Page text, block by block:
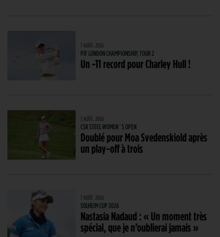
7 AOÛT. 2026
PIF LONDON CHAMPIONSHIP, TOUR 2
Un -11 record pour Charley Hull !
7 AOÛT. 2026
CSK STEEL WOMEN´S OPEN
Doublé pour Moa Svedenskiold après
un play-off à trois
7 AOÛT. 2026
SOLHEIM CUP 2026
Nastasia Nadaud : « Un moment très
spécial, que je n’oublierai jamais »